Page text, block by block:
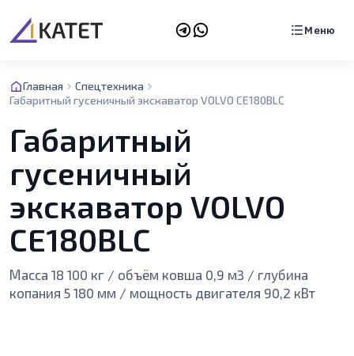
Меню
Главная
Спецтехника
Габаритный гусеничный экскаватор VOLVO CE180BLC
Габаритный
гусеничный
экскаватор VOLVO
CE180BLC
Масса 18 100 кг / объём ковша 0,9 м3 / глубина
копания 5 180 мм / мощность двигателя 90,2 кВт